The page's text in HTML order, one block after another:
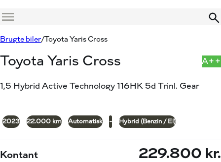
Menu
Brugte biler Toyota Yaris Cross
Toyota Yaris Cross
1,5 Hybrid Active Technology 116HK 5d Trinl. Gear
A++
+23
2023 22.000 km Automatisk - Hybrid (Benzin / El)
Kontant 229.800 kr.